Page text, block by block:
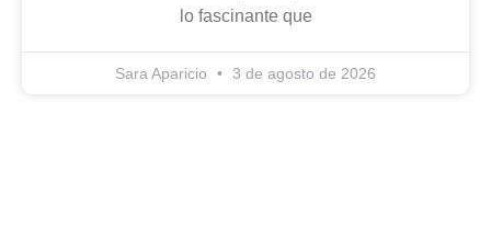
lo fascinante que
Sara Aparicio 3 de agosto de 2026